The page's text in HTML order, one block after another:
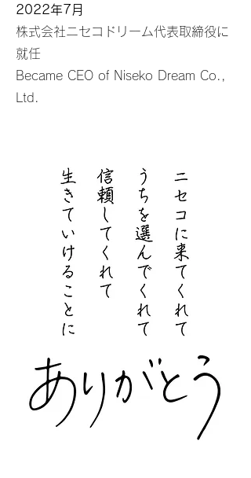
2022年7月
​株式会社ニセコドリーム代表取締役に
就任
​Became CEO of Niseko Dream Co.,
Ltd.